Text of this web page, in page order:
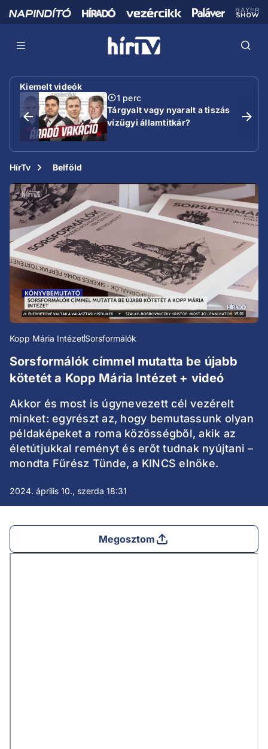
Kiemelt videók
1 perc
Tárgyalt vagy nyaralt a tiszás
vízügyi államtitkár?
HírTv Belföld
Kopp Mária IntézetSorsformálók
Sorsformálók címmel mutatta be újabb
kötetét a Kopp Mária Intézet + videó
Akkor és most is úgynevezett cél vezérelt
minket: egyrészt az, hogy bemutassunk olyan
példaképeket a roma közösségből, akik az
életútjukkal reményt és erőt tudnak nyújtani –
mondta Fűrész Tünde, a KINCS elnöke.
2024. április 10., szerda 18:31
Megosztom